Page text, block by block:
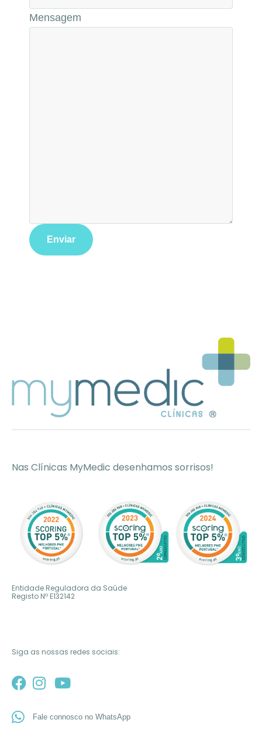
Mensagem
Nas Clínicas MyMedic desenhamos sorrisos!
Entidade Reguladora da Saúde
Registo Nº E132142
Siga as nossas redes sociais:
Fale connosco no WhatsApp